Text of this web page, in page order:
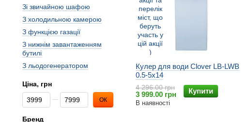
Кулер для води Clover LB-LWB
0.5-5x14
4 296.00 грн
3 999.00 грн Купити
В наявності
Зi звичайною шафою
З холодильною камерою
З функцією газації
З нижнiм завантаженням
бутилi
З льодогенератором
Ціна, грн
Від Ціна, грн
До Ціна, грн ОК
Бренд